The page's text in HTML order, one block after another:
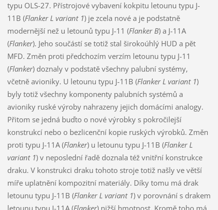
typu OLS-27. Přístrojové vybavení kokpitu letounu typu J-
11B (Flanker L variant 1) je zcela nové a je podstatně
modernější než u letounů typu J-11 (Flanker B) a J-11A
(Flanker). Jeho součástí se totiž stal širokoúhlý HUD a pět
MFD. Změn proti předchozím verzím letounu typu J-11
(Flanker) doznaly v podstatě všechny palubní systémy,
včetně avioniky. U letounu typu J-11B (Flanker L variant 1)
byly totiž všechny komponenty palubních systémů a
avioniky ruské výroby nahrazeny jejich domácími analogy.
Přitom se jedná buďto o nové výrobky s pokročilejší
konstrukcí nebo o bezlicenční kopie ruských výrobků. Změn
proti typu J-11A (Flanker) u letounu typu J-11B (Flanker L
variant 1) v neposlední řadě doznala též vnitřní konstrukce
draku. V konstrukci draku tohoto stroje totiž našly ve větší
míře uplatnění kompozitní materiály. Díky tomu má drak
letounu typu J-11B (Flanker L variant 1) v porovnání s drakem